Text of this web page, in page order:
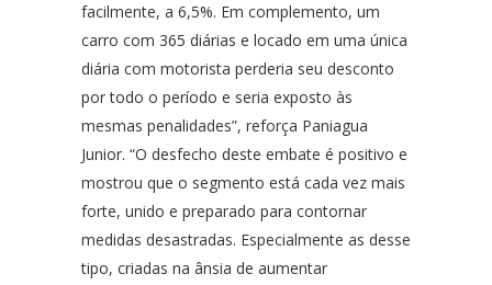
facilmente, a 6,5%. Em complemento, um
carro com 365 diárias e locado em uma única
diária com motorista perderia seu desconto
por todo o período e seria exposto às
mesmas penalidades”, reforça Paniagua
Junior. “O desfecho deste embate é positivo e
mostrou que o segmento está cada vez mais
forte, unido e preparado para contornar
medidas desastradas. Especialmente as desse
tipo, criadas na ânsia de aumentar